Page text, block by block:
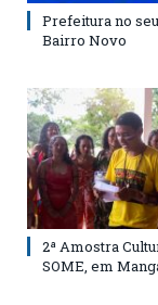
Prefeitura no
Bairro Novo
2ª Amostra
SOME, em